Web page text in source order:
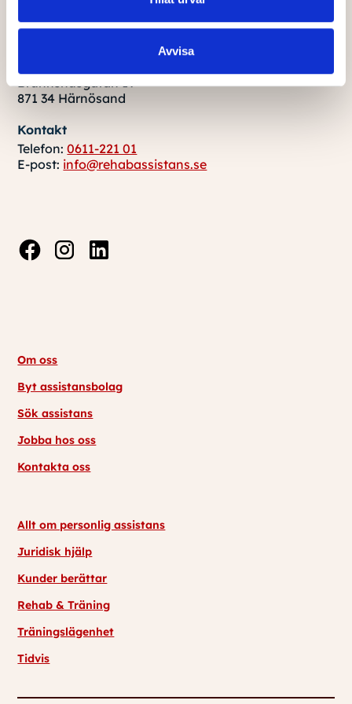
Avvisa
Brunnshusgatan 19
871 34 Härnösand
Kontakt
Telefon:0611-221 01
E-post: info@rehabassistans.se
Om oss
Byt assistansbolag
Sök assistans
Jobba hos oss
Kontakta oss
Allt om personlig assistans
Juridisk hjälp
Kunder berättar
Rehab & Träning
Träningslägenhet
Tidvis